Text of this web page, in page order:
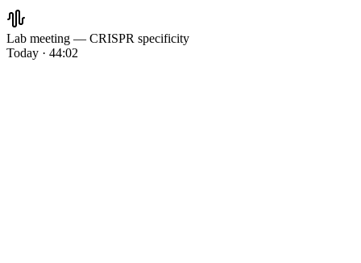
Lab meeting — CRISPR specificity
Today · 44:02